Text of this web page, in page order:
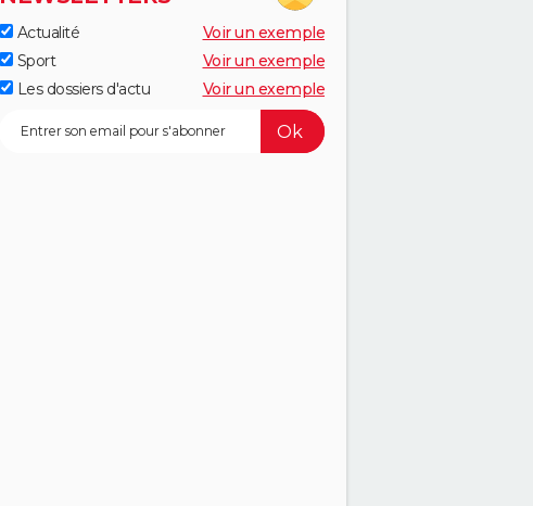
Actualité
Voir un exemple
Sport
Voir un exemple
Les dossiers d'actu
Voir un exemple